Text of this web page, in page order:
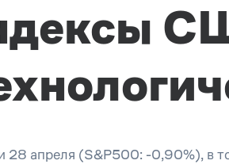
апреля (S&P500: -0,90%), в